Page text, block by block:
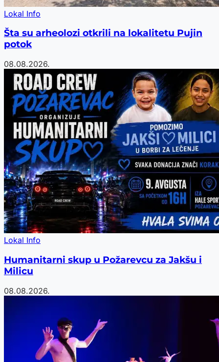
Lokal Info
Šta su arheolozi otkrili na lokalitetu Pujin
potok
08.08.2026.
Lokal Info
Humanitarni skup u Požarevcu za Jakšu i
Milicu
08.08.2026.